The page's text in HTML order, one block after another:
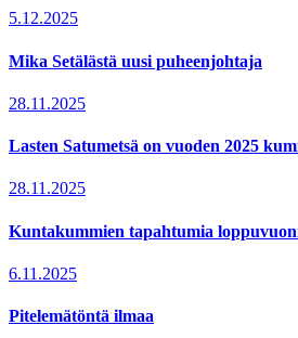
5.12.2025
Mika Setälästä uusi puheenjohtaja
28.11.2025
Lasten Satumetsä on vuoden 2025
28.11.2025
Kuntakummien tapahtumia
6.11.2025
Pitelemätöntä ilmaa